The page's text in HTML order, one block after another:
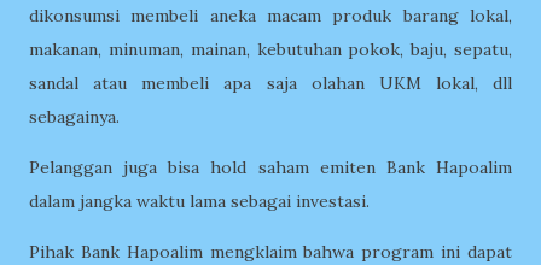
dikonsumsi membeli aneka macam produk barang lokal,
makanan, minuman, mainan, kebutuhan pokok, baju, sepatu,
sandal atau membeli apa saja olahan UKM lokal, dll
sebagainya.
Pelanggan juga bisa hold saham emiten Bank Hapoalim
dalam jangka waktu lama sebagai investasi.
Pihak Bank Hapoalim mengklaim bahwa program ini dapat